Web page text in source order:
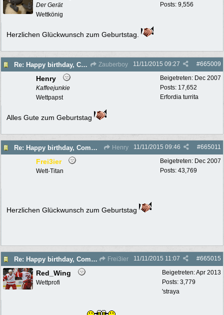
Posts: 9,556
Der Gerät
Wettkönig
Herzlichen Glückwunsch zum Geburtstag.
Re: Happy birthday, Commander! Zauberboy #665009
11/11/2015 09:27
Beigetreten: Dec 2007
Posts: 17,652
Erfordia turrita
Henry
Kaffeejunkie
Wettpapst
Alles Gute zum Geburtstag
Re: Happy birthday, Commander! Henry #665011
11/11/2015 09:46
Beigetreten: Dec 2007
Posts: 43,769
Frei3ier
Wett-Titan
Herzlichen Glückwunsch zum Geburtstag
Re: Happy birthday, Commander! Frei3ier #665015
11/11/2015 11:07
Beigetreten:Apr 2013
Posts: 3,779
'straya
Red_Wing
Wettprofi